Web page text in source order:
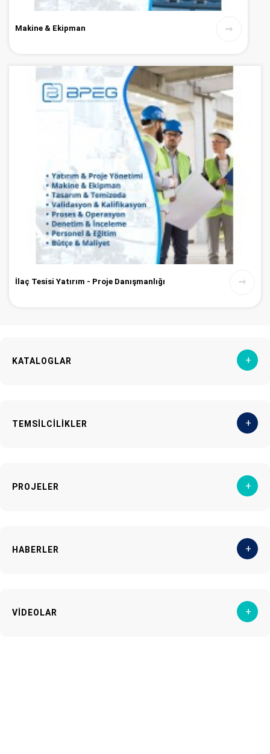
Makine & Ekipman
İlaç Tesisi Yatırım - Proje Danışmanlığı
KATALOGLAR +
TEMSİLCİLİKLER +
PROJELER +
HABERLER +
VİDEOLAR +